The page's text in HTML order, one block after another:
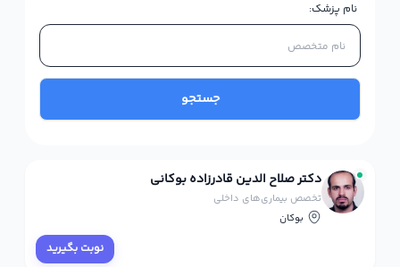
نام پزشک:
جستجو
دکتر صلاح الدین قادرزاده بوکانی
تخصص بیماری‌های داخلی
بوکان
نوبت بگیرید